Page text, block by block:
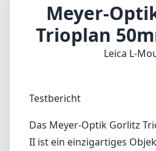
Meyer-
Trioplan
Leica L-
Testbericht
Das Meyer-Optik Gorlitz
II ist ein einzigartiges